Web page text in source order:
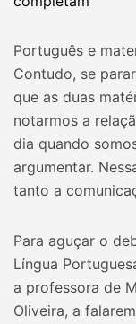
Português e
Contudo, se
que as duas
notarmos a
dia quando
argumentar.
tanto a
Para aguçar o
Língua
a professora de
Oliveira, a